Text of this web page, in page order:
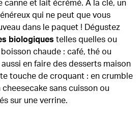
canne et lait écrémé. À la clé, un
qui ne peut que vous
dans le paquet ! Dégustez
biologiques telles quelles ou
chaude : café, thé ou
en faire des desserts maison
touche de croquant : en crumble
sans cuisson ou
sur une verrine.